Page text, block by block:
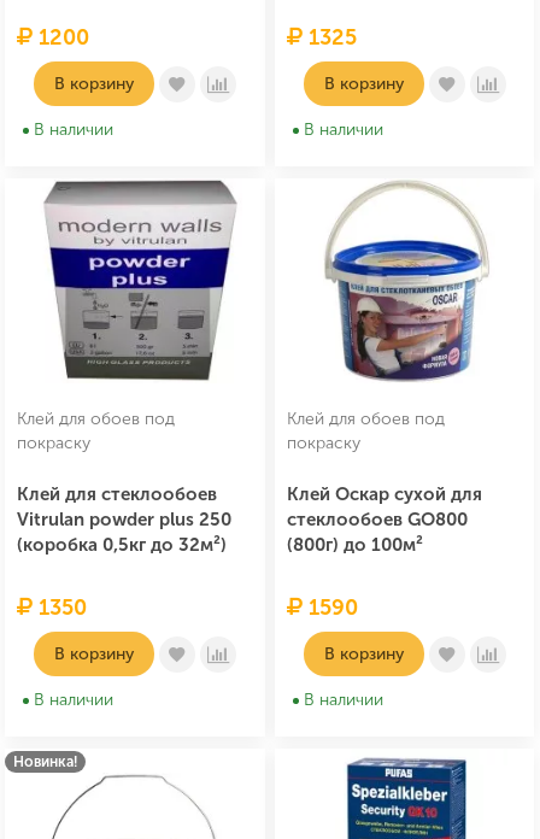
1200
В корзину
В наличии
1325
В корзину
В наличии
Клей для обоев под
покраску
Клей для стеклообоев
Vitrulan powder plus 250
(коробка 0,5кг до 32м²)
1350
В корзину
В наличии
Клей для обоев под
покраску
Клей Оскар сухой для
стеклообоев GO800
(800г) до 100м²
1590
В корзину
В наличии
Новинка!